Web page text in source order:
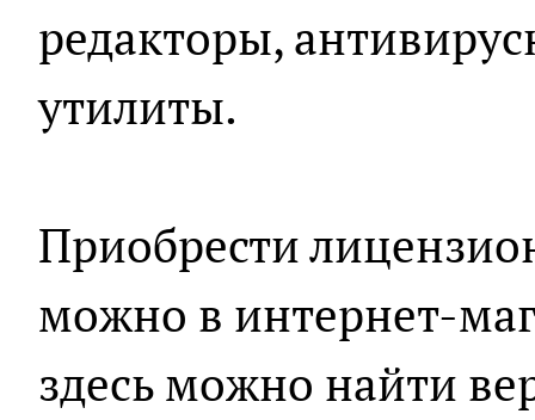
редакторы,
утилиты.
Приобрести
можно в интернет-
здесь можно найти